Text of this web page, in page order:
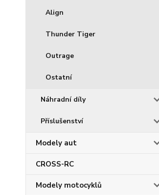
Align
Thunder Tiger
Outrage
Ostatní
Náhradní díly
Příslušenství
Modely aut
CROSS-RC
Modely motocyklů